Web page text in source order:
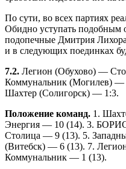
По сути, во всех партиях
Обидно уступать подобным
подопечные Дмитрия
и в следующих поединках
7.2. Легион (Обухово) —
Коммунальник (Могилев) —
Шахтер (Солигорск) — 1:3.
Положение команд. 1.
Энергия — 10 (14). 3.
Столица — 9 (13). 5.
(Витебск) — 6 (13). 7.
Коммунальник — 1 (13).